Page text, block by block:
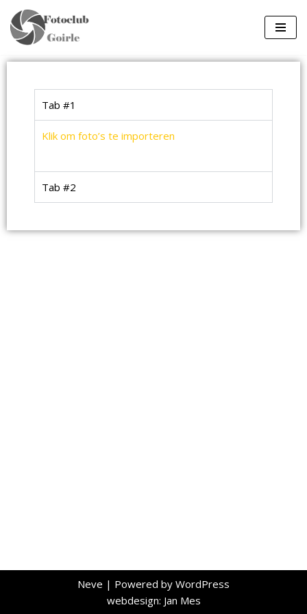
Ga
inhoud
Tab #1
Klik om foto’s te importeren
Tab #2
Neve | Powered by WordPress
webdesign: Jan Mes